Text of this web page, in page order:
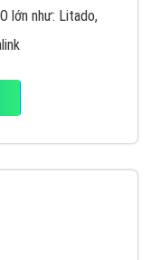
lớn như: Litado,